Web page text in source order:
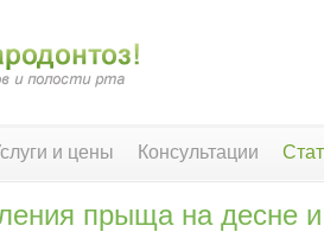
и цены Консультации
прыща на десне